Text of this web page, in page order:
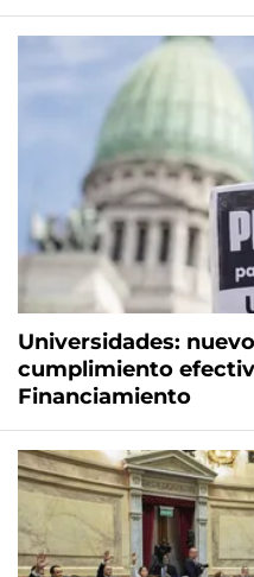
Universidades:
cumplimiento
Financiamiento